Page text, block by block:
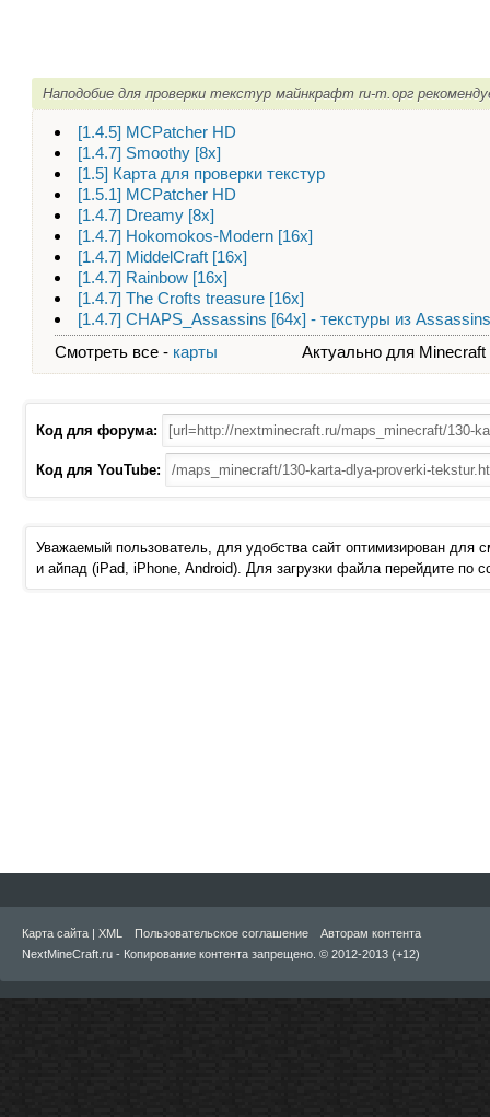
Наподобие для проверки текстур майнкрафт ru-m.орг
[1.4.5] MCPatcher HD
[1.4.7] Smoothy [8x]
[1.5] Карта для проверки текстур
[1.5.1] MCPatcher HD
[1.4.7] Dreamy [8x]
[1.4.7] Hokomokos-Modern [16x]
[1.4.7] MiddelCraft [16x]
[1.4.7] Rainbow [16x]
[1.4.7] The Crofts treasure [16x]
[1.4.7] CHAPS_Assassins [64x] - текстуры из
Смотреть все - карты Актуально для
Код для форума:
Код для YouTube:
Уважаемый пользователь, для удобства сайт оптимизирован для
и айпад (iPad, iPhone, Android). Для загрузки файла перейдите по
Карта сайта | XML Пользовательское соглашение
Авторам контента
NextMineCraft.ru - Копирование контента запрещено. © 2012-2013 (+12)